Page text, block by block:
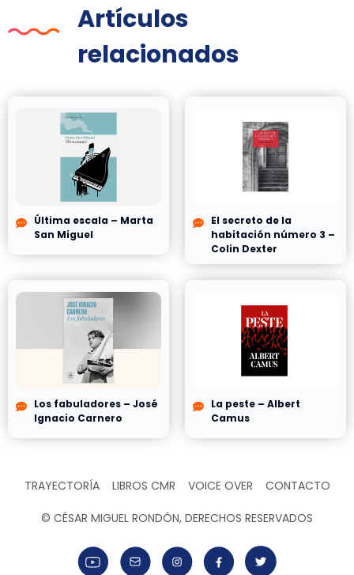
Artículos
relacionados
Última escala – Marta
San Miguel
El secreto de la
habitación número 3 –
Colin Dexter
Los fabuladores – José
Ignacio Carnero
La peste – Albert
Camus
TRAYECTORÍA LIBROS CMR VOICE OVER CONTACTO
© CÉSAR MIGUEL RONDÓN, DERECHOS RESERVADOS